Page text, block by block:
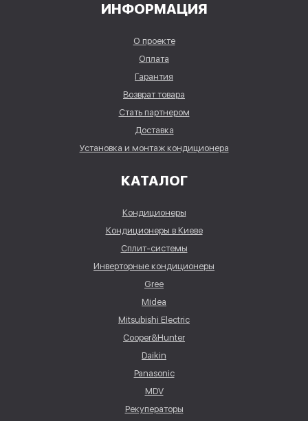
ИНФОРМАЦИЯ
О проекте
Оплата
Гарантия
Возврат товара
Стать партнером
Доставка
Установка и монтаж кондиционера
КАТАЛОГ
Кондиционеры
Кондиционеры в Киеве
Сплит-системы
Инверторные кондиционеры
Gree
Midea
Mitsubishi Electric
Cooper&Hunter
Daikin
Panasonic
MDV
Рекуператоры